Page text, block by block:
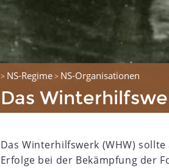
> NS-Regime> NS-Organisationen
Das
Das Winterhilfswerk (WHW)
Erfolge bei der Bekämpfung der